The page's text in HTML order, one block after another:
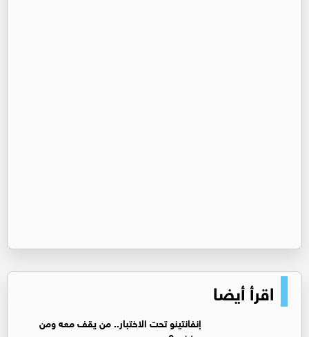
اقرأ أيضا
إنفانتينو تحت الاختبار.. من يقف معه ومن